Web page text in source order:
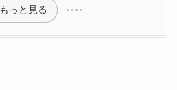
もっと見る